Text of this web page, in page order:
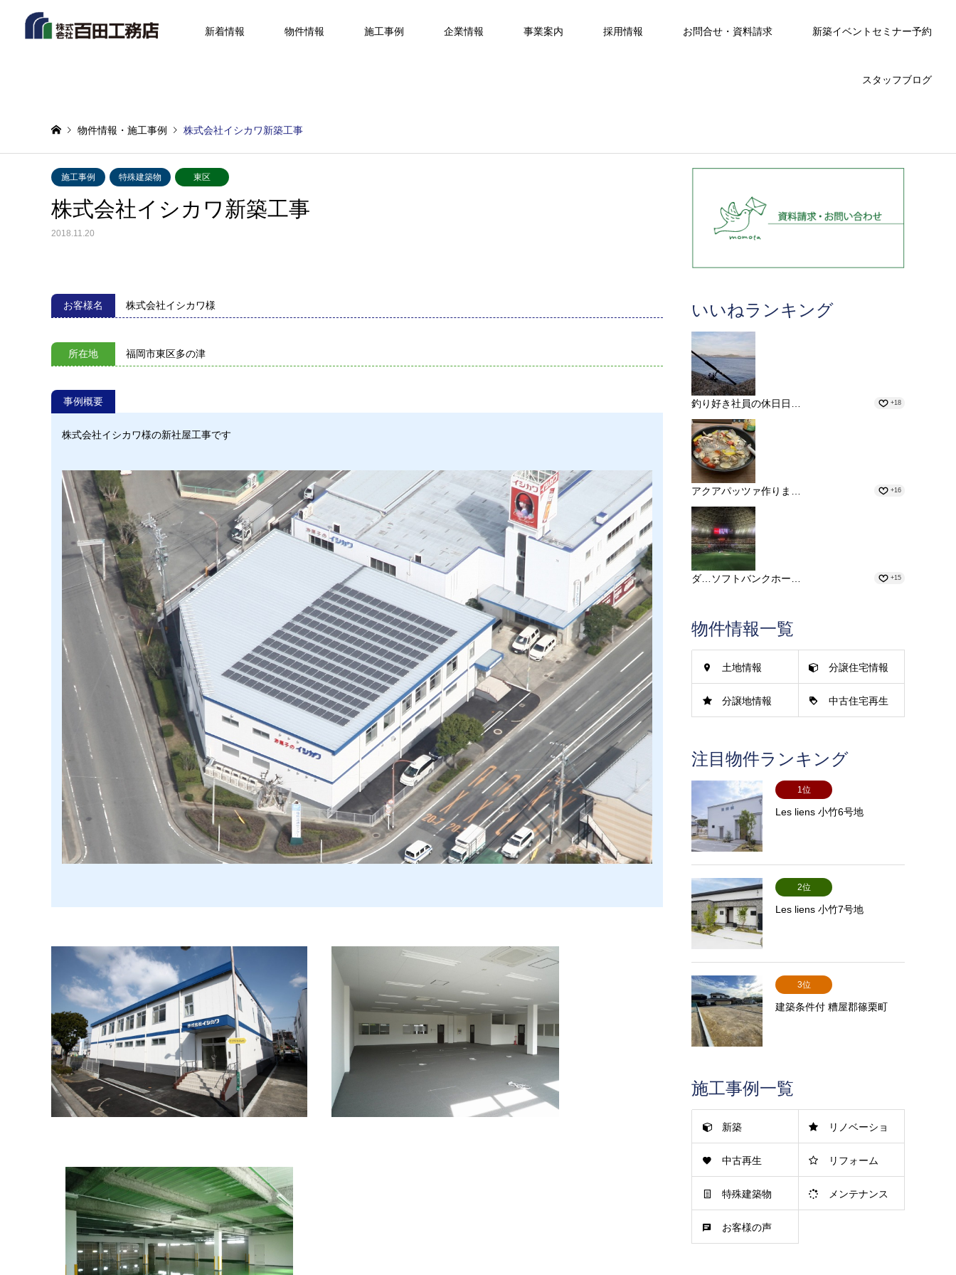
新着情報 物件情報 施工事例 企業情報 事業案内 採用情報 お問合せ・資料請求 新築イベントセミナー予約
スタッフブログ
物件情報・施工事例 株式会社イシカワ新築工事
施工事例 特殊建築物 東区
株式会社イシカワ新築工事
2018.11.20
お客様名 株式会社イシカワ様
所在地 福岡市東区多の津
事例概要
株式会社イシカワ様の新社屋工事です
いいねランキング
釣り好き社員の休日日… +18
アクアパッツァ作りま… +16
ダ…ソフトバンクホー… +15
物件情報一覧
土地情報 分譲住宅情報
分譲地情報 中古住宅再生
注目物件ランキング
1位
Les liens 小竹6号地
2位
Les liens 小竹7号地
3位
建築条件付 糟屋郡篠栗町
施工事例一覧
新築 リノベーショ
ン
中古再生 リフォーム
特殊建築物 メンテナンス
お客様の声